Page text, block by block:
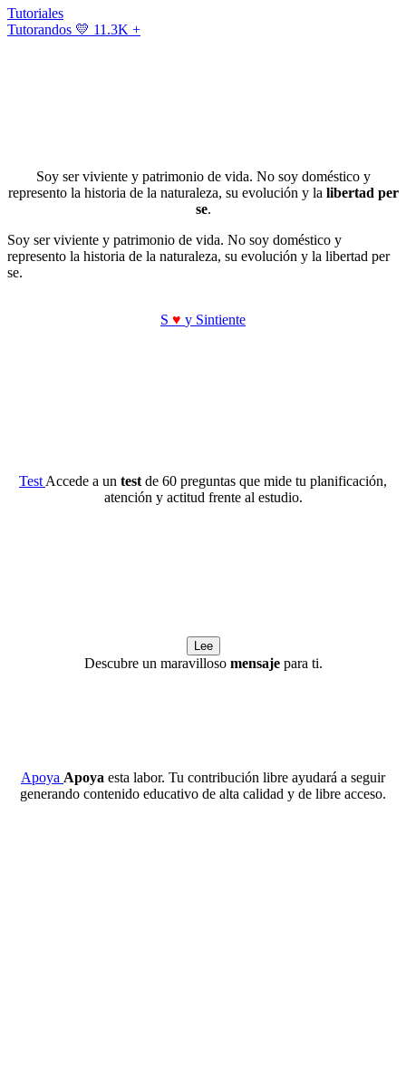
Tutoriales
Tutorandos 💛 11.3K +
Soy ser viviente y patrimonio de vida. No soy doméstico y
represento la historia de la naturaleza, su evolución y la libertad per
se.
Soy ser viviente y patrimonio de vida. No soy doméstico y
represento la historia de la naturaleza, su evolución y la libertad per
se.
S ♥ y Sintiente
Test Accede a un test de 60 preguntas que mide tu planificación,
atención y actitud frente al estudio.
Lee
Descubre un maravilloso mensajepara ti.
Apoya Apoya esta labor. Tu contribución libre ayudará a seguir
generando contenido educativo de alta calidad y de libre acceso.